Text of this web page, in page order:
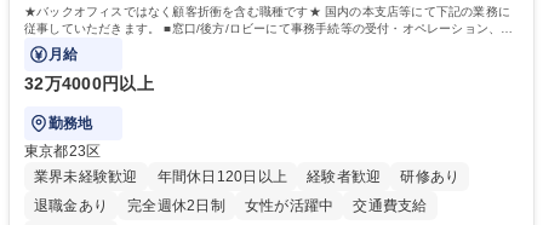
★バックオフィスではなく顧客折衝を含む職種です★ 国内の本支店等にて下記の業務に
従事していただきます。 ■窓口/後方/ロビーにて事務手続等の受付・オペレーション、お
客様対応
月給
32万4000円以上
勤務地
東京都23区
業界未経験歓迎
年間休日120日以上 経験者歓迎
研修あり
退職金あり
完全週休2日制 女性が活躍中
交通費支給